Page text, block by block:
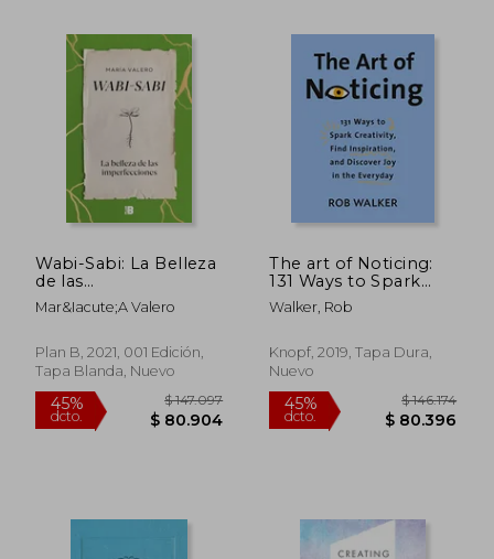
dcto. $ 44.910 dcto.
Wabi-Sabi: La Belleza
de las
Imperfecciones (Plan
b)
Mar&Iacute;A Valero
Plan B, 2021, 001 Edición,
Tapa Blanda, Nuevo
The art of Noticing:
131 Ways to Spark
Creativity, Find
Inspiration, and
Everyday (en Inglés)
Walker, Rob
Knopf, 2019, Tapa Dura,
Nuevo